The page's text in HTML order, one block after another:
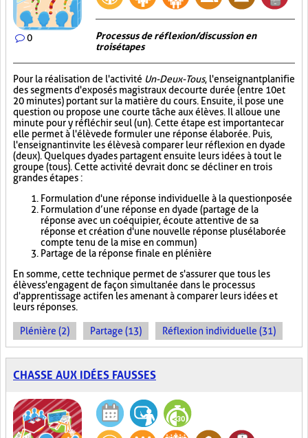
0
Processus de réflexion/discussion en
trois étapes
Pour la réalisation de l'activité Un-Deux-Tous, l'enseignant planifie
des segments d'exposés magistraux de courte durée (entre 10 et
20 minutes) portant sur la matière du cours. Ensuite, il pose une
question ou propose une courte tâche aux élèves. Il alloue une
minute pour y réfléchir seul (un). Cette étape est importante car
elle permet à l'élève de formuler une réponse élaborée. Puis,
l'enseignant invite les élèves à comparer leur réflexion en dyade
(deux). Quelques dyades partagent ensuite leurs idées à tout le
groupe (tous). Cette activité devrait donc se décliner en trois
grandes étapes :
Formulation d'une réponse individuelle à la question posée
Formulation d’une réponse en dyade (partage de la
réponse avec un coéquipier, écoute attentive de sa
réponse et création d'une nouvelle réponse plus élaborée
compte tenu de la mise en commun)
Partage de la réponse finale en plénière
En somme, cette technique permet de s'assurer que tous les
élèves s'engagent de façon simultanée dans le processus
d'apprentissage actif en les amenant à comparer leurs idées et
leurs réponses.
Plénière (2) Partage (13) Réflexion individuelle (31)
CHASSE AUX IDÉES FAUSSES